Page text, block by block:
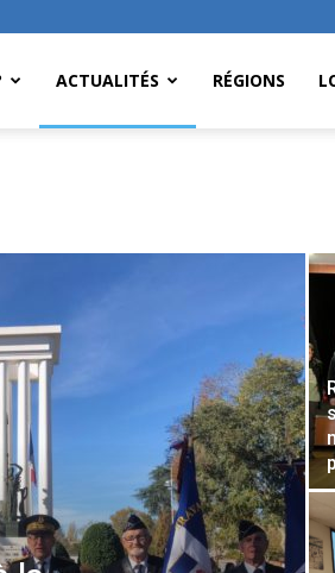
ACTUALITÉS RÉGIONS